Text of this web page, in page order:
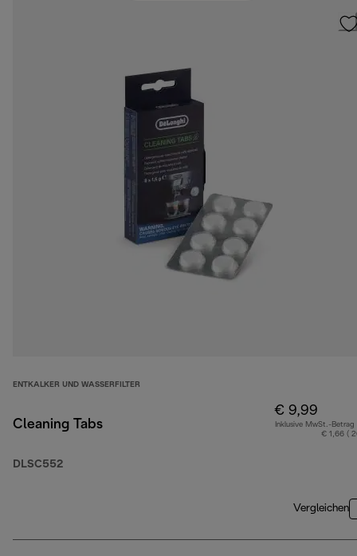
ENTKALKER UND WASSERFILTER
Cleaning Tabs
DLSC552
€ 9,99
Inklusive MwSt.-Betrag
€ 1,66 (
Vergleichen